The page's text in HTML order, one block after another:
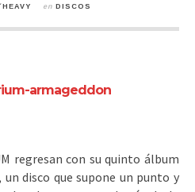
en DISCOS
regresan con su quinto álbum
un disco que supone un punto y